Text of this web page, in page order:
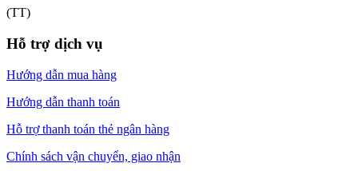
(TT)
Hỗ trợ dịch vụ
Hướng dẫn mua hàng
Hướng dẫn thanh toán
Hỗ trợ thanh toán thẻ ngân hàng
Chính sách vận chuyển, giao nhận